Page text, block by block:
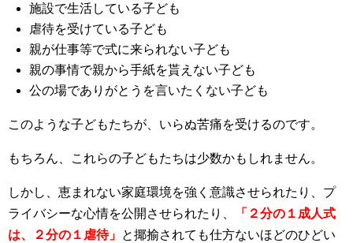
施設で生活している子ども
虐待を受けている子ども
親が仕事等で式に来られない子ども
親の事情で親から手紙を貰えない子ども
公の場でありがとうを言いたくない子ども
このような子どもたちが、いらぬ苦痛を受けるのです。
もちろん、これらの子どもたちは少数かもしれません。
しかし、恵まれない家庭環境を強く意識させられたり、プ
ライバシーな心情を公開させられたり、
「２分の１成人式
は、２分の１虐待」 と揶揄されても仕方ないほどのひどい